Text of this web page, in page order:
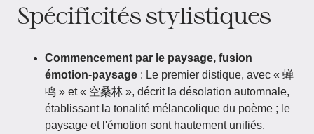
Spécificités stylistiques
Commencement par le paysage, fusion
émotion-paysage : Le premier distique, avec « 蝉
鸣 » et « 空桑林 », décrit la désolation automnale,
établissant la tonalité mélancolique du poème ; le
paysage et l'émotion sont hautement unifiés.